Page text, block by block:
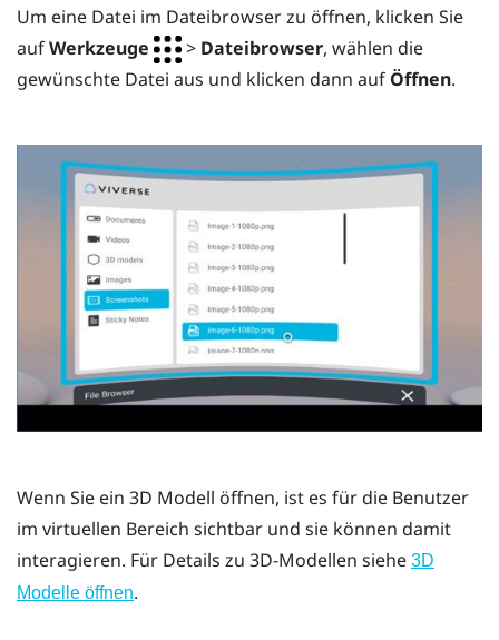
Um eine Datei im Dateibrowser zu öffnen, klicken Sie
aufWerkzeuge > Dateibrowser, wählen die
gewünschte Datei aus und klicken dann auf Öffnen.
Wenn Sie ein 3D Modell öffnen, ist es für die Benutzer
im virtuellen Bereich sichtbar und sie können damit
interagieren. Für Details zu 3D-Modellen siehe 3D
Modelle öffnen.